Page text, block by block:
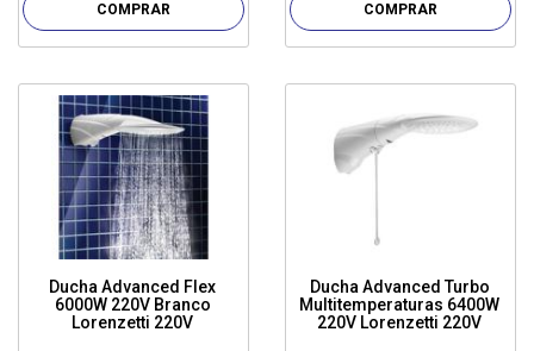
COMPRAR COMPRAR
Ducha Advanced Flex
6000W 220V Branco
Lorenzetti 220V
Ducha Advanced Turbo
Multitemperaturas 6400W
220V Lorenzetti 220V